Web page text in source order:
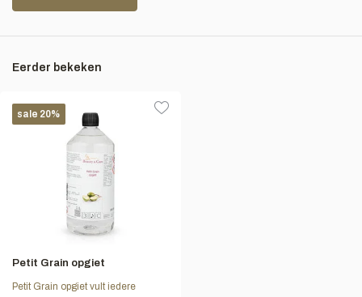
Eerder bekeken
sale 20%
Petit Grain opgiet
Petit Grain opgiet vult iedere